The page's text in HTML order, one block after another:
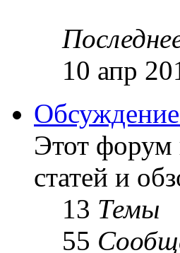
10 апр
Этот форум
статей и
13 Темы
55